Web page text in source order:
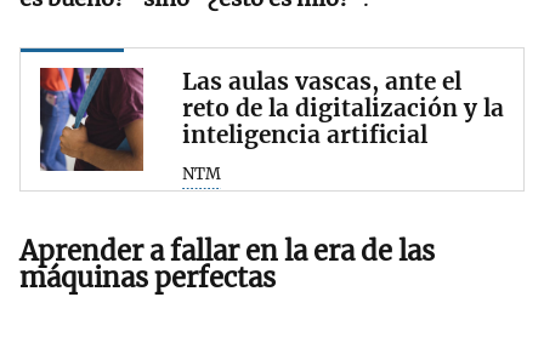
Las aulas vascas, ante el
reto de la digitalización y la
inteligencia artificial
NTM
Aprender a fallar en la era de las
máquinas perfectas